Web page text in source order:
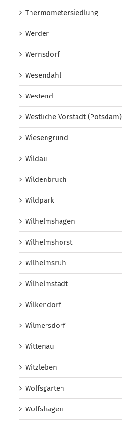
Thermometersiedlung
Werder
Wernsdorf
Wesendahl
Westend
Westliche Vorstadt (Potsdam)
Wiesengrund
Wildau
Wildenbruch
Wildpark
Wilhelmshagen
Wilhelmshorst
Wilhelmsruh
Wilhelmstadt
Wilkendorf
Wilmersdorf
Wittenau
Witzleben
Wolfsgarten
Wolfshagen